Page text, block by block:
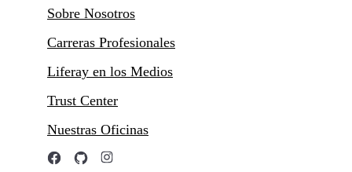
Sobre Nosotros
Carreras Profesionales
Liferay en los Medios
Trust Center
Nuestras Oficinas